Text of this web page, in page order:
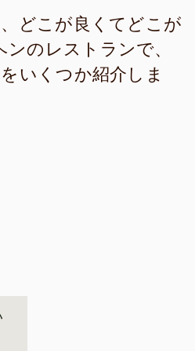
どこが良くてどこが
のレストランで、
いくつか紹介しま